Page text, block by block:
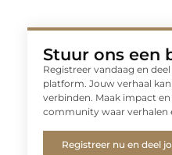
Stuur ons een
Registreer vandaag en
platform. Jouw verhaal
verbinden. Maak impact
community waar verhalen
Registreer nu en deel